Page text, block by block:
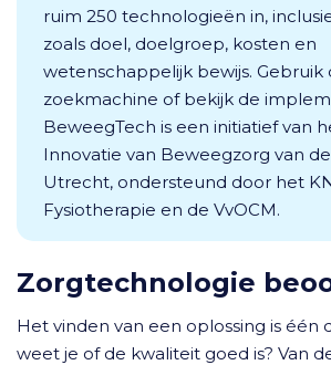
ruim 250 technologieën in,
zoals doel, doelgroep, kosten en
wetenschappelijk bewijs. Gebruik
zoekmachine of bekijk de
BeweegTech is een initiatief van
Innovatie van Beweegzorg van
Utrecht, ondersteund door het
Fysiotherapie en de VvOCM.
Zorgtechnologie
Het vinden van een oplossing is één
weet je of de kwaliteit goed is? Van